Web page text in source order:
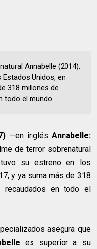
Annabelle (2014).
Unidos, en
318 millones de
todo el mundo.
—en inglés Annabelle:
de terror sobrenatural
su estreno en los
y ya suma más de 318
recaudados en todo el
asegura que
es superior a su